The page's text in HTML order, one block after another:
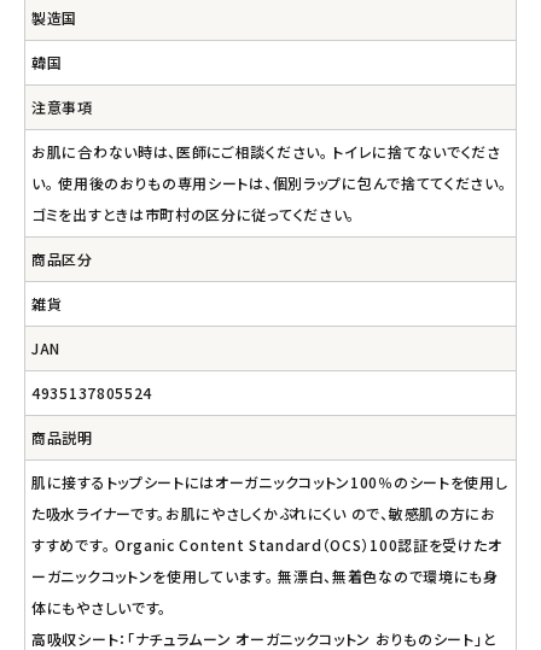
製造国
韓国
注意事項
お肌に合わない時は、医師にご相談ください。 トイレに捨てないでくださ
い。 使用後のおりもの専用シートは、個別ラップに包んで捨ててください。
ゴミを出すときは市町村の区分に従ってください。
商品区分
雑貨
JAN
4935137805524
商品説明
肌に接するトップシートにはオーガニックコットン100％のシートを使用し
た吸水ライナーです。お肌にやさしくかぶれにくい ので、敏感肌の方にお
すすめです。 Organic Content Standard（OCS）100認証を受けたオ
ーガニックコットンを使用しています。 無漂白、無着色なので環境にも身
体にもやさしいです。
高吸収シート：「ナチュラムーン オーガニックコットン おりものシート」と